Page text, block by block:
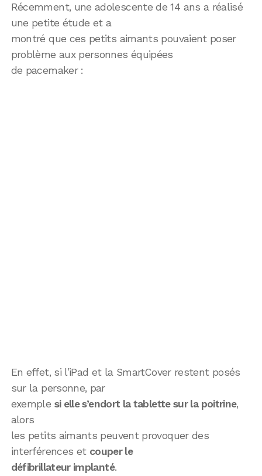
Récemment, une adolescente de 14 ans a réalisé
une petite étude et a
montré que ces petits aimants pouvaient poser
problème aux personnes équipées
de pacemaker :
En effet, si l’iPad et la SmartCover restent posés
sur la personne, par
exemple si elle s’endort la tablette sur la poitrine,
alors
les petits aimants peuvent provoquer des
interférences et couper le
défibrillateur implanté.